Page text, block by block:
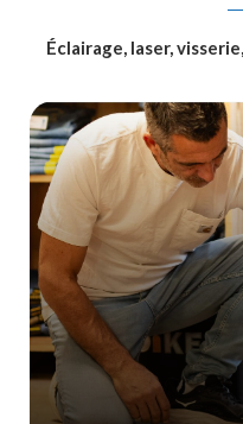
Éclairage, laser,